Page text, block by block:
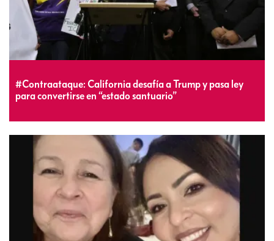
#Contraataque: California desafía a Trump y pasa ley
para convertirse en “estado santuario”